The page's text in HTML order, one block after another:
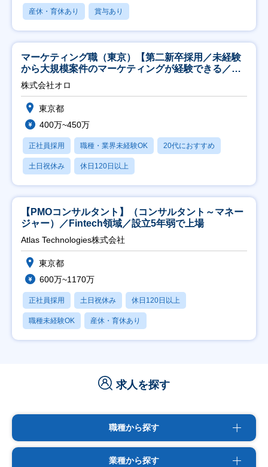
産休・育休あり 賞与あり
マーケティング職（東京）【第二新卒採用／未経験
から大規模案件のマーケティングが経験できる／研
修充実】
株式会社オロ
東京都
400万~450万
正社員採用 職種・業界未経験OK 20代におすすめ
土日祝休み 休日120日以上
【PMOコンサルタント】（コンサルタント～マネー
ジャー）／Fintech領域／設立5年弱で上場
Atlas Technologies株式会社
東京都
600万~1170万
正社員採用 土日祝休み 休日120日以上
職種未経験OK 産休・育休あり
求人を探す
職種から探す
業種から探す